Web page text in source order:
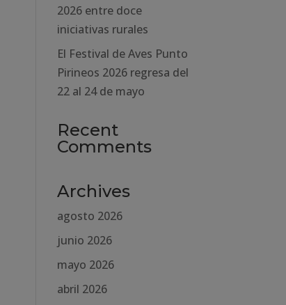
2026 entre doce
iniciativas rurales
El Festival de Aves Punto
Pirineos 2026 regresa del
22 al 24 de mayo
Recent
Comments
Archives
agosto 2026
junio 2026
mayo 2026
abril 2026